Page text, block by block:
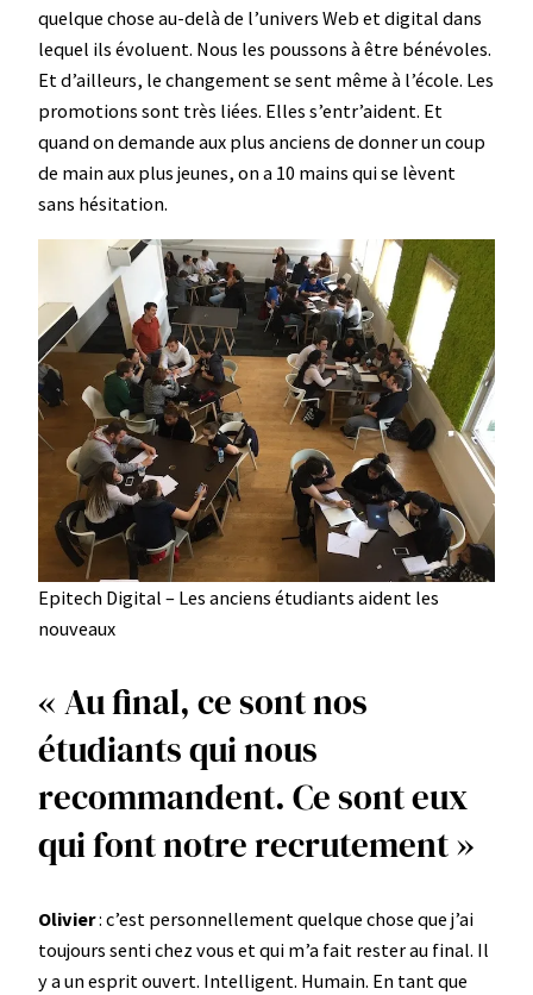
quelque chose au-delà de l’univers Web et digital dans
lequel ils évoluent. Nous les poussons à être bénévoles.
Et d’ailleurs, le changement se sent même à l’école. Les
promotions sont très liées. Elles s’entr’aident. Et
quand on demande aux plus anciens de donner un coup
de main aux plus jeunes, on a 10 mains qui se lèvent
sans hésitation.
Epitech Digital – Les anciens étudiants aident les
nouveaux
« Au final, ce sont nos
étudiants qui nous
recommandent. Ce sont eux
qui font notre recrutement »
Olivier: c’est personnellement quelque chose que j’ai
toujours senti chez vous et qui m’a fait rester au final. Il
y a un esprit ouvert. Intelligent. Humain. En tant que